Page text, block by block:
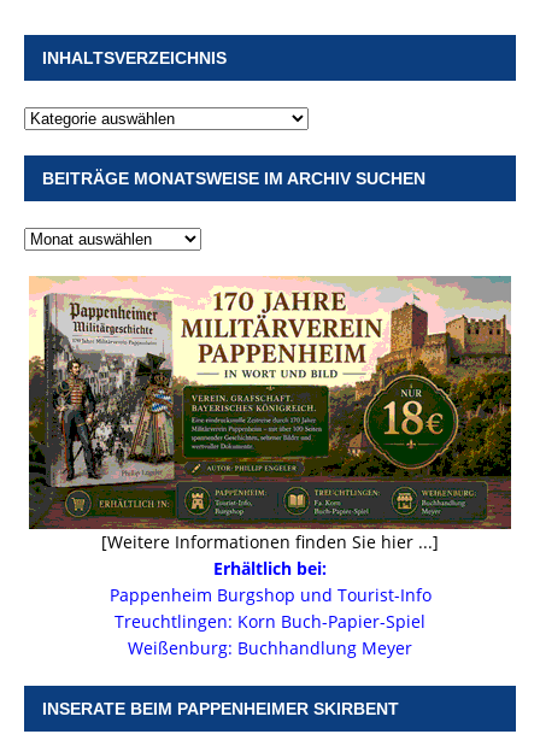
INHALTSVERZEICHNIS
BEITRÄGE MONATSWEISE IM ARCHIV SUCHEN
[Weitere Informationen finden Sie hier ...]
Erhältlich bei:
Pappenheim Burgshop und Tourist-Info
Treuchtlingen: Korn Buch-Papier-Spiel
Weißenburg: Buchhandlung Meyer
INSERATE BEIM PAPPENHEIMER SKIRBENT